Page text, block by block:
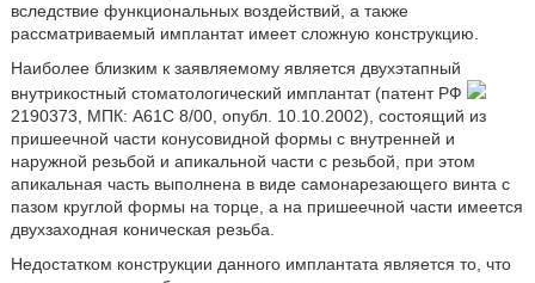
вследствие функциональных воздействий, а также
рассматриваемый имплантат имеет сложную конструкцию.
Наиболее близким к заявляемому является двухэтапный
внутрикостный стоматологический имплантат (патент РФ
2190373, МПК: A61C 8/00, опубл. 10.10.2002), состоящий из
пришеечной части конусовидной формы с внутренней и
наружной резьбой и апикальной части с резьбой, при этом
апикальная часть выполнена в виде самонарезающего винта с
пазом круглой формы на торце, а на пришеечной части имеется
двухзаходная коническая резьба.
Недостатком конструкции данного имплантата является то, что